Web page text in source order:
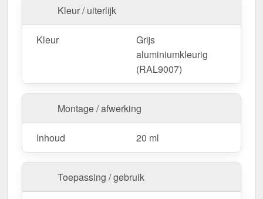
Kleur / uiterlijk
Kleur
Grijs
aluminiumkleurig
(RAL9007)
Montage / afwerking
Inhoud 20 ml
Toepassing / gebruik